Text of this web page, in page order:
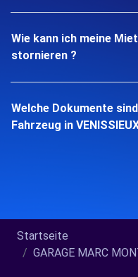
Wie kann ich meine
stornieren ?
Welche Dokumente
Fahrzeug in
Startseite
GARAGE MARC